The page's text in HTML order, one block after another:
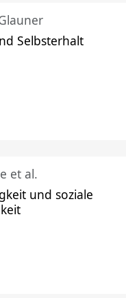
Selbsterhalt
et al.
und soziale